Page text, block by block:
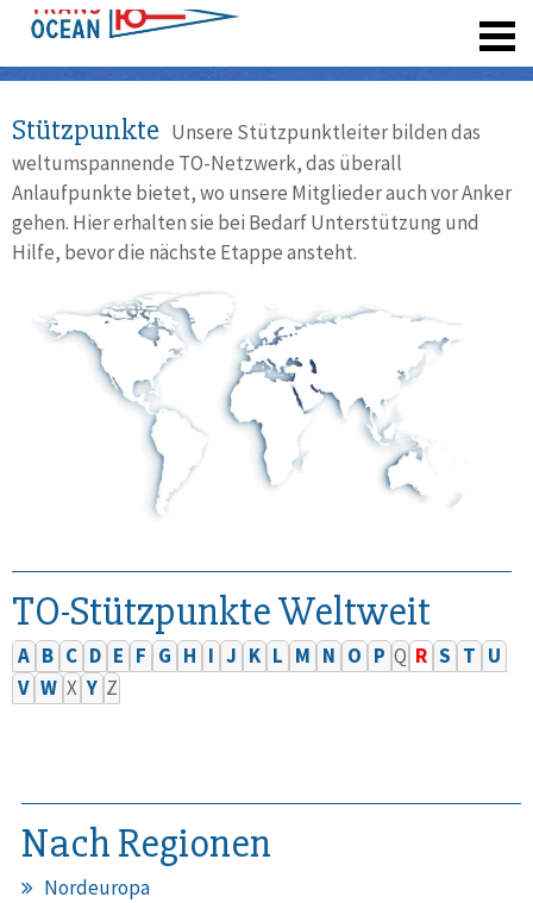
Stützpunkte Unsere Stützpunktleiter bilden das
weltumspannende TO-Netzwerk, das überall
Anlaufpunkte bietet, wo unsere Mitglieder auch vor Anker
gehen. Hier erhalten sie bei Bedarf Unterstützung und
Hilfe, bevor die nächste Etappe ansteht.
TO-Stützpunkte Weltweit
A B C D E F G H I J K L M N O P Q R S T U
V W X Y Z
Nach Regionen
Nordeuropa